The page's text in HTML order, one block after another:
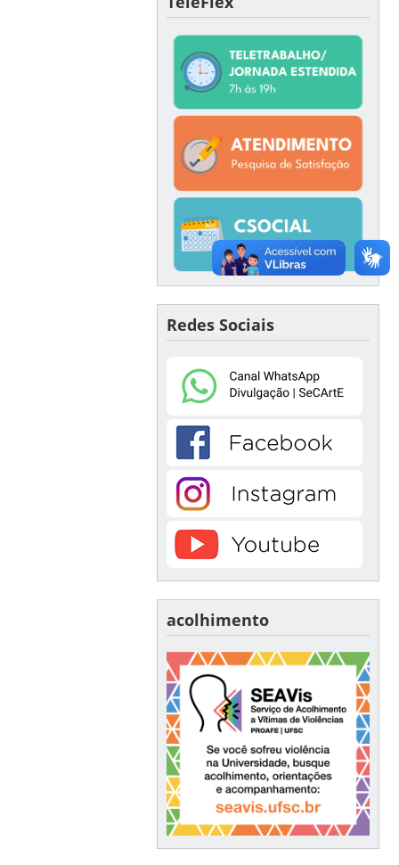
Redes Sociais
acolhimento